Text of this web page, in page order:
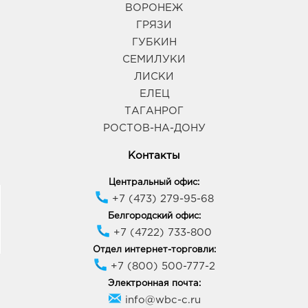
Курск Европа-20: руб.
305040, Курская область, г Курск, пр-кт Дружбы,
Курск Европа-50: руб.
305004, Курская обл, г Курск, ул Карла Маркса,
9:00 - 21:00
Липецк Милолика Ривьера: руб.
398004, Липецкая обл, г Липецк, ул Катукова, влд.
График работы:10:00 - 22:00
Ростов-на-Дону Ст. Дивизии: руб.
Дону, г Ростов-на-Дону, ул 339-й Стрелковой
Дивизии, Дом 29
ВОРОНЕЖ
ГРЯЗИ
ГУБКИН
СЕМИЛУКИ
ЛИСКИ
ЕЛЕЦ
ТАГАНРОГ
РОСТОВ-НА-ДОНУ
Контакты
Центральный офис:
+7 (473) 279-95-68
Белгородский офис:
+7 (4722) 733-800
Отдел интернет-торговли:
+7 (800) 500-777-2
Электронная почта:
info@wbc-c.ru